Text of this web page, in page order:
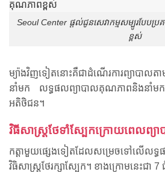
Seoul Center ផ្ដល់ជូនសេវាកម្មសម្បូរបែប
ខ្ពស់
ម្យ៉ាងវិញទៀតនោះគឺជាដំណើរការព្យាបាលត
នាំមក លទ្ធផលព្យាបាលគុណភាពនិងនាំមក
អតិថិជន។
វិធីសាស្រ្តថែទាំស្បែកក្រោយពេលព្យ
កត្តាមួយផ្សេងទៀតដែលសម្រេចទៅលើលទ្ធផ
វិធិសាស្រ្តថែរក្សាស្បែក។ ខាងក្រោមនេះជា 7